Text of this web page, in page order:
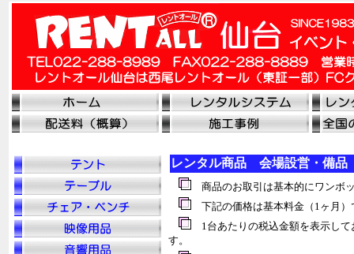
レンタル商品 会場設営・備品
商品のお取引は基本的にワンボ
下記の価格は基本料金（1ヶ月）
1台あたりの税込金額を表示して
す。